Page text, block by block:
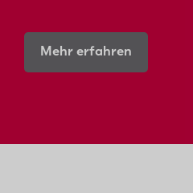
Mehr erfahren